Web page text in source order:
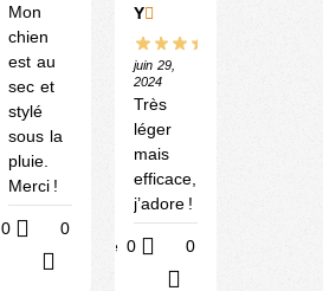
Mon
chien
est au
sec et
stylé
sous la
pluie.
Merci !
0 0
Y
juin 29,
2024
Très
léger
mais
efficace,
j’adore !
Utile 0 0